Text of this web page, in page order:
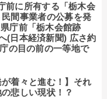
前に所有する「栃木会
間事業者の公募を発
庁前「栃木会館跡
(日本経済新聞) 広さ約
の目の前の一等地で
が着々と進む！】それ
悲しい現状！？